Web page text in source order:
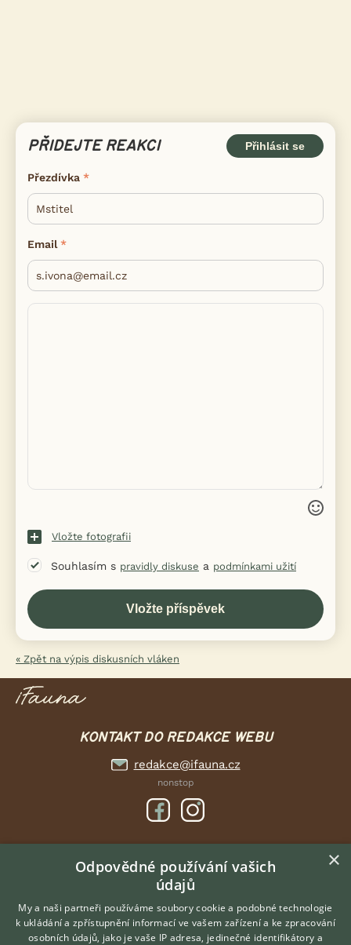
PŘIDEJTE REAKCI Přihlásit se
Přezdívka
Email
Vložte fotografii
Souhlasím s pravidly diskuse a podmínkami užití
« Zpět na výpis diskusních vláken
KONTAKT DO REDAKCE WEBU
redakce@ifauna.cz
nonstop
DOMOVSKÁ STRÁNKA
INZERCE
DISKUSE
ČLÁNKY
×
Odpovědné používání vašich
údajů
My a naši partneři používáme soubory cookie a podobné technologie
k ukládání a zpřístupnění informací ve vašem zařízení a ke zpracování
osobních údajů, jako je vaše IP adresa, jedinečné identifikátory a